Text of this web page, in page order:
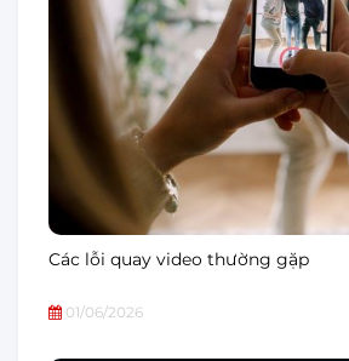
Các lỗi quay video thường gặp
01/06/2026